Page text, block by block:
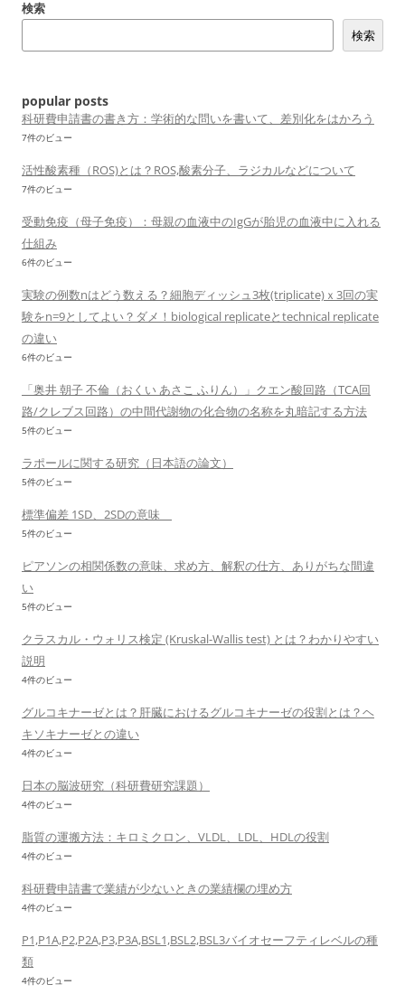
ー
検索
検索
popular posts
科研費申請書の書き方：学術的な問いを書いて、差別化をはかろう
7件のビュー
活性酸素種（ROS)とは？ROS,酸素分子、ラジカルなどについて
7件のビュー
受動免疫（母子免疫）：母親の血液中のIgGが胎児の血液中に入れる
仕組み
6件のビュー
実験の例数nはどう数える？細胞ディッシュ3枚(triplicate)ｘ3回の実
験をn=9としてよい？ダメ！biological replicateとtechnical replicate
の違い
6件のビュー
「奥井 朝子 不倫（おくい あさこ ふりん）」クエン酸回路（TCA回
路/クレブス回路）の中間代謝物の化合物の名称を丸暗記する方法
5件のビュー
ラポールに関する研究（日本語の論文）
5件のビュー
標準偏差 1SD、2SDの意味
5件のビュー
ピアソンの相関係数の意味、求め方、解釈の仕方、ありがちな間違
い
5件のビュー
クラスカル・ウォリス検定 (Kruskal-Wallis test) とは？わかりやすい
説明
4件のビュー
グルコキナーゼとは？肝臓におけるグルコキナーゼの役割とは？ヘ
キソキナーゼとの違い
4件のビュー
日本の脳波研究（科研費研究課題）
4件のビュー
脂質の運搬方法：キロミクロン、VLDL、LDL、HDLの役割
4件のビュー
科研費申請書で業績が少ないときの業績欄の埋め方
4件のビュー
P1,P1A,P2,P2A,P3,P3A,BSL1,BSL2,BSL3バイオセーフティレベルの種
類
4件のビュー